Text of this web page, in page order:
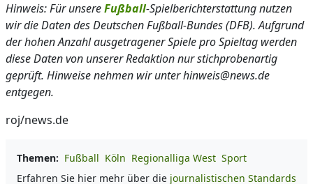
Hinweis: Für unsereFußball-Spielberichterstattung nutzen
wir die Daten des Deutschen Fußball-Bundes (DFB). Aufgrund
der hohen Anzahl ausgetragener Spiele pro Spieltag werden
diese Daten von unserer Redaktion nur stichprobenartig
geprüft. Hinweise nehmen wir unter hinweis@news.de
entgegen.
roj/news.de
Themen: Fußball Köln Regionalliga West Sport
Erfahren Sie hier mehr über die journalistischen Standards